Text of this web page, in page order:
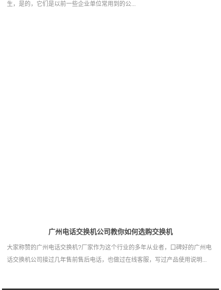
生，是的，它们是以前一些企业单位常用到的公...
广州电话交换机公司教你如何选购交换机
大家称赞的广州电话交换机?厂家作为这个行业的多年从业者，口碑好的广州电
话交换机公司接过几年售前售后电话，也做过在线客服，写过产品使用说明...